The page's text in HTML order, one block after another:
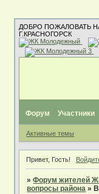
ДОБРО ПОЖАЛОВАТЬ
Г.КРАСНОГОРСК
Форум Участники
Активные темы
Привет, Гость!
»Форум жителей
вопросы района »